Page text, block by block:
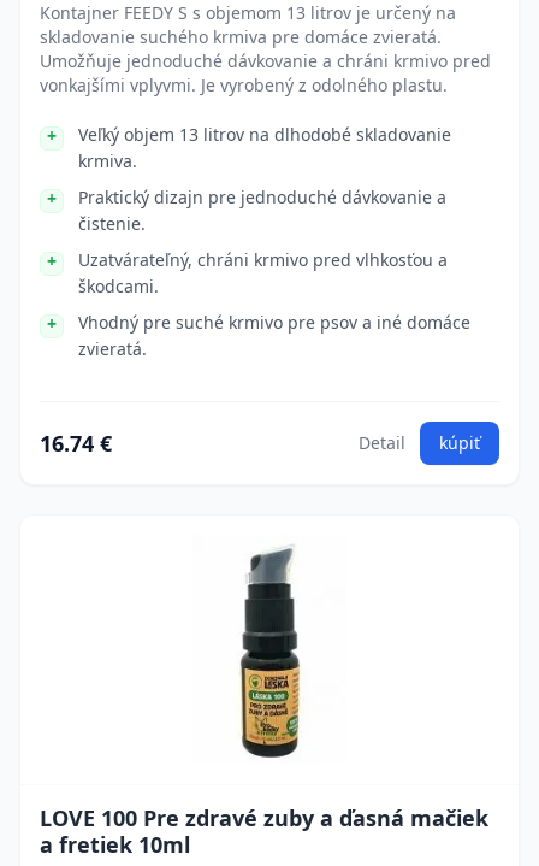
Kontajner FEEDY S s objemom 13 litrov je určený na
skladovanie suchého krmiva pre domáce zvieratá.
Umožňuje jednoduché dávkovanie a chráni krmivo pred
vonkajšími vplyvmi. Je vyrobený z odolného plastu.
Veľký objem 13 litrov na dlhodobé skladovanie
krmiva.
Praktický dizajn pre jednoduché dávkovanie a
čistenie.
Uzatvárateľný, chráni krmivo pred vlhkosťou a
škodcami.
Vhodný pre suché krmivo pre psov a iné domáce
zvieratá.
16.74 € Detail kúpiť
LOVE 100 Pre zdravé zuby a ďasná mačiek
a fretiek 10ml